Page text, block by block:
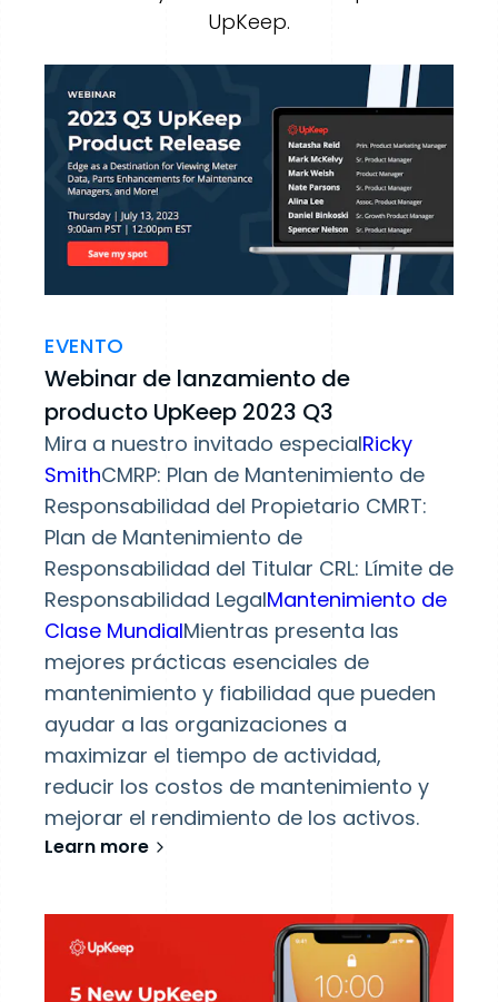
UpKeep.
EVENTO
Webinar de lanzamiento de
producto UpKeep 2023 Q3
Mira a nuestro invitado especialRicky
SmithCMRP: Plan de Mantenimiento de
Responsabilidad del Propietario CMRT:
Plan de Mantenimiento de
Responsabilidad del Titular CRL: Límite de
Responsabilidad LegalMantenimiento de
Clase MundialMientras presenta las
mejores prácticas esenciales de
mantenimiento y fiabilidad que pueden
ayudar a las organizaciones a
maximizar el tiempo de actividad,
reducir los costos de mantenimiento y
mejorar el rendimiento de los activos.
Learn more